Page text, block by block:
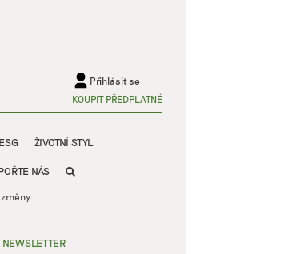
Přihlásit se
KOUPIT PŘEDPLATNÉ
ESG ŽIVOTNÍ STYL
NÁS